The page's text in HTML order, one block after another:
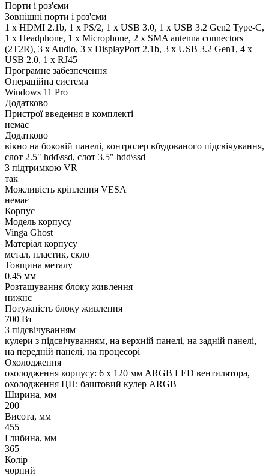
Порти і роз'єми
Зовнішні порти і роз'єми
1 x HDMI 2.1b, 1 x PS/2, 1 x USB 3.0, 1 x USB 3.2 Gen2 Type-C,
1 x Нeadphone, 1 х Microphone, 2 x SMA antenna connectors
(2T2R), 3 x Audio, 3 x DisplayPort 2.1b, 3 x USB 3.2 Gen1, 4 x
USB 2.0, 1 x RJ45
Програмне забезпечення
Операційна система
Windows 11 Pro
Додатково
Пристрої введення в комплекті
немає
Додатково
вікно на боковій панелі, контролер вбудованого підсвічування,
слот 2.5" hdd\ssd, слот 3.5" hdd\ssd
З підтримкою VR
так
Можливість кріплення VESA
немає
Корпус
Модель корпусу
Vinga Ghost
Матеріал корпусу
метал, пластик, скло
Товщина металу
0.45 мм
Розташування блоку живлення
нижнє
Потужність блоку живлення
700 Вт
З підсвічуванням
кулери з підсвічуванням, на верхній панелі, на задній панелі,
на передній панелі, на процесорі
Охолодження
охолодження корпусу: 6 x 120 мм ARGB LED вентилятора,
охолодження ЦП: баштовий кулер ARGB
Ширина, мм
200
Висота, мм
455
Глибина, мм
365
Колір
чорний